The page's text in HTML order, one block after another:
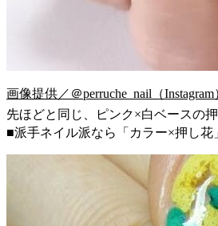
画像提供／＠perruche_nail（Instagram
先ほどと同じ、ピンク×白ベースの
■派手ネイル派なら「カラー×押し花